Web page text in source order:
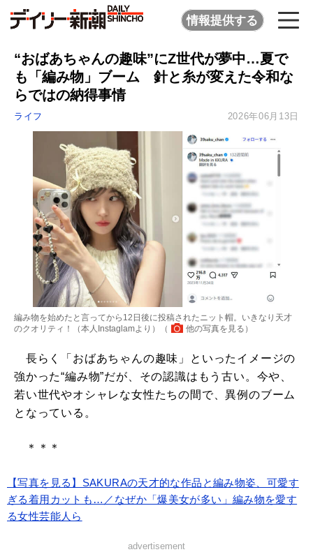
情報提供する
“おばあちゃんの趣味”にZ世代が夢中…夏で
も「編み物」ブーム 針と糸が変えた令和な
らではの納得事情
ライフ 2026年06月13日
編み物を始めたと言ってから12日後に投稿されたニット帽。いきなり天才
のクオリティ！（本人Instaglamより）（
他の写真を見る ）
長らく「おばあちゃんの趣味」といったイメージの
強かった“編み物”だが、その認識はもう古い。今や、
若い世代やオシャレな女性たちの間で、異例のブーム
となっている。
＊＊＊
【写真を見る】SAKURAの天才的な作品と編み物姿、可愛す
ぎる着用カットも…／なぜか「爆美女が多い」編み物を愛す
る女性芸能人ら
advertisement